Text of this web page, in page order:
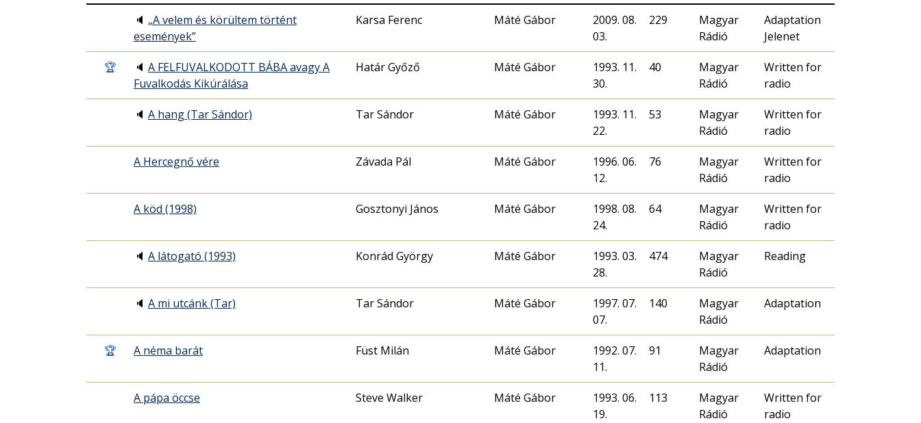
🔈 „A velem és körültem történt
események”
Karsa Ferenc Máté Gábor
2009. 08.
03.
229
Magyar
Rádió
Adaptation
Jelenet
🏆 🔈 A FELFUVALKODOTT BÁBA avagy A
Fuvalkodás Kikúrálása
Határ Győző Máté Gábor
1993. 11.
30.
40
Magyar
Rádió
Written for
radio
🔈 A hang (Tar Sándor) Tar Sándor Máté Gábor
1993. 11.
22.
53
Magyar
Rádió
Written for
radio
A Hercegnő vére Závada Pál Máté Gábor
1996. 06.
12.
76
Magyar
Rádió
Written for
radio
A köd (1998) Gosztonyi János Máté Gábor
1998. 08.
24.
64
Magyar
Rádió
Written for
radio
🔈 A látogató (1993) Konrád György Máté Gábor
1993. 03.
28.
474
Magyar
Rádió
Reading
🔈 A mi utcánk (Tar) Tar Sándor Máté Gábor
1997. 07.
07.
140
Magyar
Rádió
Adaptation
🏆 A néma barát Füst Milán Máté Gábor
1992. 07.
11.
91
Magyar
Rádió
Adaptation
A pápa öccse Steve Walker Máté Gábor
1993. 06.
19.
113
Magyar
Rádió
Written for
radio